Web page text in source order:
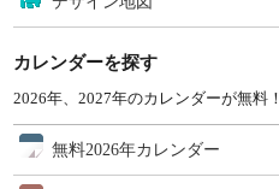
カレンダーを探す
2026年、2027年のカレンダーが無料！
無料2026年カレンダー